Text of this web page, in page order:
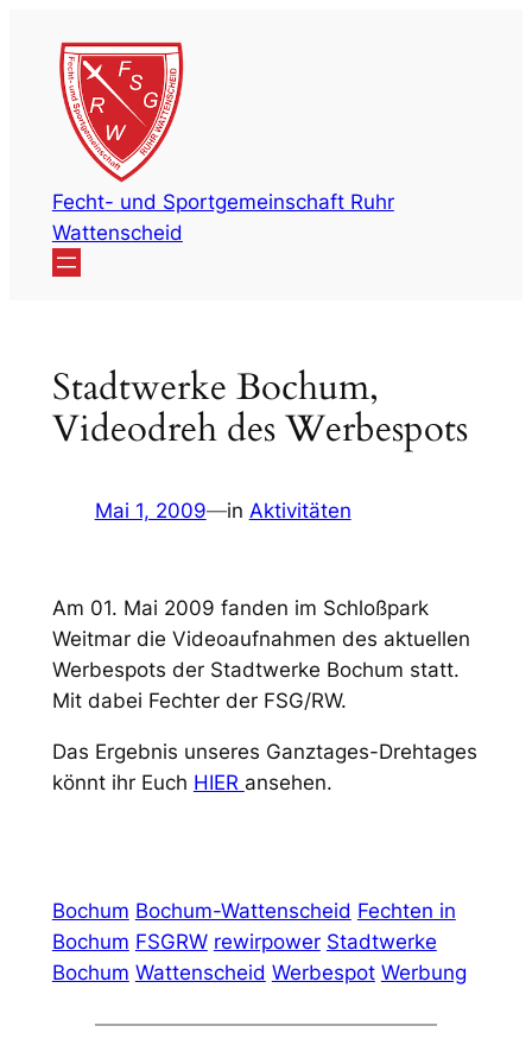
Inhalt
springen
Fecht- und Sportgemeinschaft Ruhr
Wattenscheid
Stadtwerke Bochum,
Videodreh des Werbespots
Mai 1, 2009—in Aktivitäten
Am 01. Mai 2009 fanden im Schloßpark
Weitmar die Videoaufnahmen des aktuellen
Werbespots der Stadtwerke Bochum statt.
Mit dabei Fechter der FSG/RW.
Das Ergebnis unseres Ganztages-Drehtages
könnt ihr Euch HIER ansehen.
Bochum Bochum-Wattenscheid Fechten in
Bochum FSGRW rewirpower Stadtwerke
Bochum Wattenscheid Werbespot Werbung